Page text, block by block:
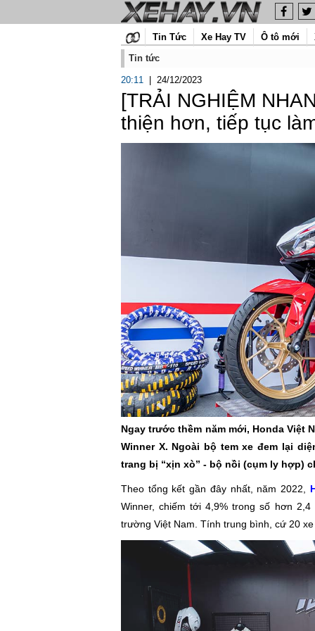
Tin Tức Xe Hay TV Ô tô mới
Tin tức
20:11 24/12/2023
[TRẢI NGHIỆM
thiện hơn, tiếp tục
Ngay trước thềm năm mới, Honda
Winner X. Ngoài bộ tem xe đem lại
trang bị “xịn xò” - bộ nồi (cụm ly hợp)
Theo tổng kết gần đây nhất, năm 2022,
Winner, chiếm tới 4,9% trong số hơn
trường Việt Nam. Tính trung bình, cứ 20